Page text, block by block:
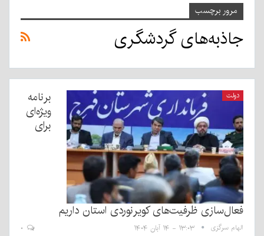
مرور برچسب
جاذبه‌های گردشگری
دولت
برنامه
ویژه‌ای
برای
فعال‌سازی ظرفیت‌های کویرنوردی استان داریم
الهام سرگزی ۱۳:۰۳ - ۱۴ آبان ۱۴۰۴